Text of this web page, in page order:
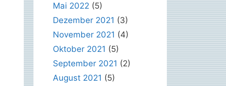
Mai 2022 (5)
Dezember 2021 (3)
November 2021 (4)
Oktober 2021 (5)
September 2021 (2)
August 2021 (5)